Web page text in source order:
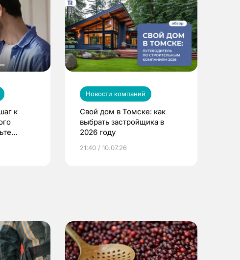
к
Новости компаний
Свой дом в Томске: как
выбрать застройщика в
2026 году
21:40 / 10.07.26